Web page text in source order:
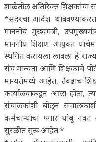
शाळेतील अतिरिक्त
*सदरचा आदेश थांबवण्याकरता
माननीय मुख्यमंत्री,
माननीय शिक्षण आयुक्त
स्थगित करायला लावला हे
संच मान्यता आणि शिक्षकांचे
मान्यतेमध्ये आहेत, तेवढाच
कार्यालयाकडून आला होता,
संचालकांशी बोलून
कर्मचाऱ्यांचा पगार थांबू
सुरळीत सुरू आहेत.*